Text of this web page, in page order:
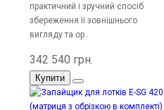
практичний і зручний спосіб
збереження її зовнішнього
вигляду та ор..
342 540 грн.
Купити